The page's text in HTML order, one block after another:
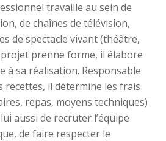
travaille au sein de
de chaînes de télévision,
de spectacle vivant (théâtre,
prenne forme, il élabore
à sa réalisation. Responsable
recettes, il détermine les frais
repas, moyens techniques)
aussi de recruter l’équipe
de faire respecter le